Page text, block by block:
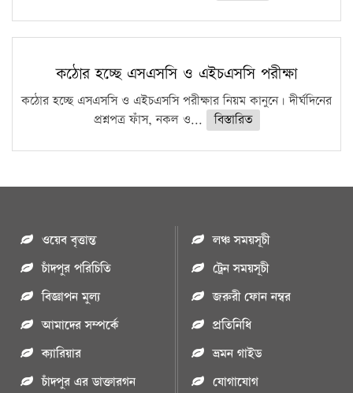
কঠোর হচ্ছে এসএসসি ও এইচএসসি পরীক্ষা
কঠোর হচ্ছে এসএসসি ও এইচএসসি পরীক্ষার নিয়ম কানুনে। দীর্ঘদিনের
প্রশ্নপত্র ফাঁস, নকল ও...
বিস্তারিত
ওয়েব বৃত্তান্ত
চাঁদপুর পরিচিতি
বিজ্ঞাপন মুল্য
আমাদের সম্পর্কে
ক্যারিয়ার
চাঁদপুর এর ডাক্তারগন
লঞ্চ সময়সূচী
ট্রেন সময়সূচী
জরুরী ফোন নম্বর
প্রতিনিধি
ভ্রমন গাইড
যোগাযোগ